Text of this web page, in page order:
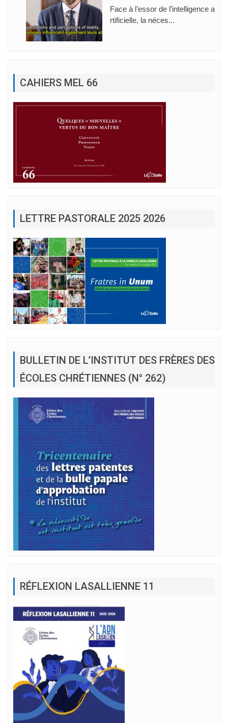
Face à l’essor de l’intelligence a
rtificielle, la néces...
CAHIERS MEL 66
LETTRE PASTORALE 2025 2026
BULLETIN DE L’INSTITUT DES FRÈRES DES
ÉCOLES CHRÉTIENNES (N° 262)
RÉFLEXION LASALLIENNE 11